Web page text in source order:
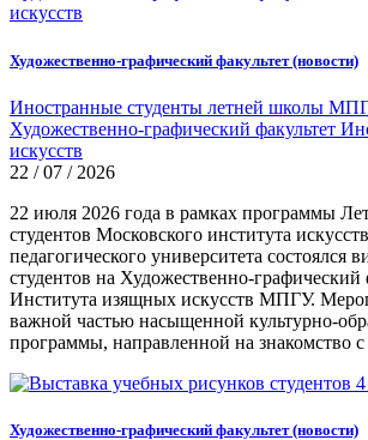
Художественно-графический факультет (новости)
Иностранные студенты летней школы
Художественно-графический факультет
искусств
22 / 07 / 2026
22 июля 2026 года в рамках программы
студентов Московского института
педагогического университета состоялся
студентов на Художественно-графический
Института изящных искусств МПГУ.
важной частью насыщенной культурно-
программы, направленной на знакомство
Художественно-графический факультет (новости)